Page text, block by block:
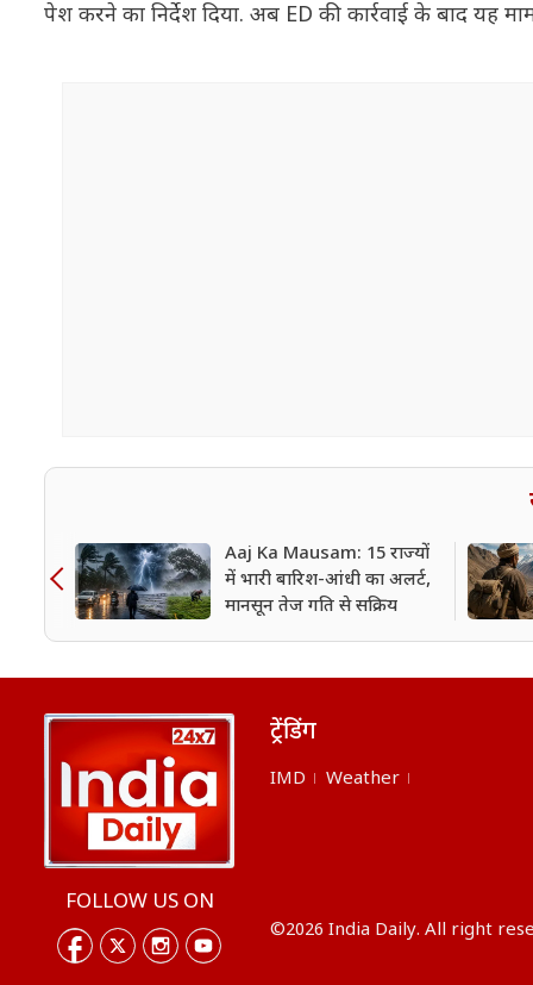
पेश करने का निर्देश दिया. अब ED की कार्रवाई के बाद यह
Aaj Ka Mausam: 15 राज्यों
में भारी बारिश-आंधी का अलर्ट,
मानसून तेज गति से सक्रिय
FOLLOW US ON
ट्रेंडिंग
IMD Weather
©2026 India Daily. All right